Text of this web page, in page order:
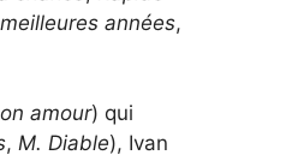
années,
amour) qui
, M. Diable), Ivan